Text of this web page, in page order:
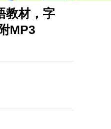
教材，字
MP3